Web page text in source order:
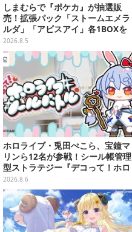
しまむらで『ポケカ』が抽選販
売！拡張パック「ストームエメラ
ルダ」「アビスアイ」各1BOXを
ラインナップ
2026.8.5
ホロライブ・兎田ぺこら、宝鐘マ
リンら12名が参戦！シール帳管理
型ストラテジー『デコって！ホロ
ライブシールバトル』Steamスト
アページ公開
2026.8.6